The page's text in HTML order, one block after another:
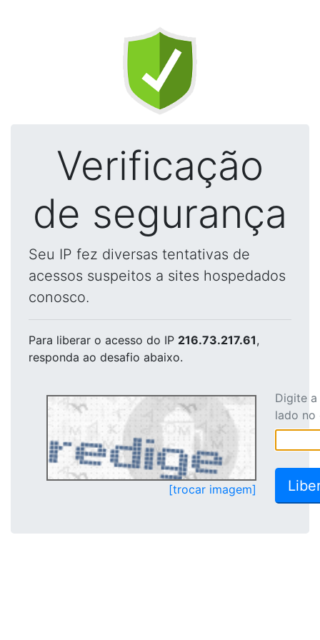
Verificação
de segurança
Seu IP fez diversas tentativas de
acessos suspeitos a sites hospedados
conosco.
Para liberar o acesso do IP 216.73.217.61,
responda ao desafio abaixo.
[trocar imagem]
Digite
lado no